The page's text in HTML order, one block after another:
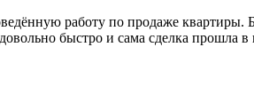
работу по продаже квартиры.
быстро и сама сделка